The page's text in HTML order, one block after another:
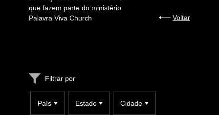
que fazem parte do ministério
Palavra Viva Church
Voltar
Filtrar por
País Estado Cidade